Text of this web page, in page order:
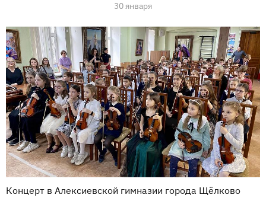
30 января
Концерт в Алексиевской гимназии города Щёлково